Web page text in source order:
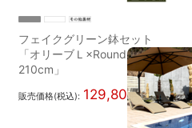
フェイクグリーン鉢セット
「オリーブＬ×Round w/g 高さ
210cm」
販売価格(税込): 129,800円